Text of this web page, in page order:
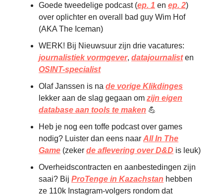
Goede tweedelige podcast (ep. 1 en ep. 2)
over oplichter en overall bad guy Wim Hof
(AKA The Iceman)
WERK! Bij Nieuwsuur zijn drie vacatures:
journalistiek vormgever, datajournalisten
OSINT-specialist
Olaf Janssen is na de vorige Klikdinges
lekker aan de slag gegaan om zijn eigen
database aan tools te maken 💪
Heb je nog een toffe podcast over games
nodig? Luister dan eens naar All In The
Game (zeker de aflevering over D&D is leuk)
Overheidscontracten en aanbestedingen zijn
saai? Bij ProTenge in Kazachstan hebben
ze 110k Instagram-volgers rondom dat